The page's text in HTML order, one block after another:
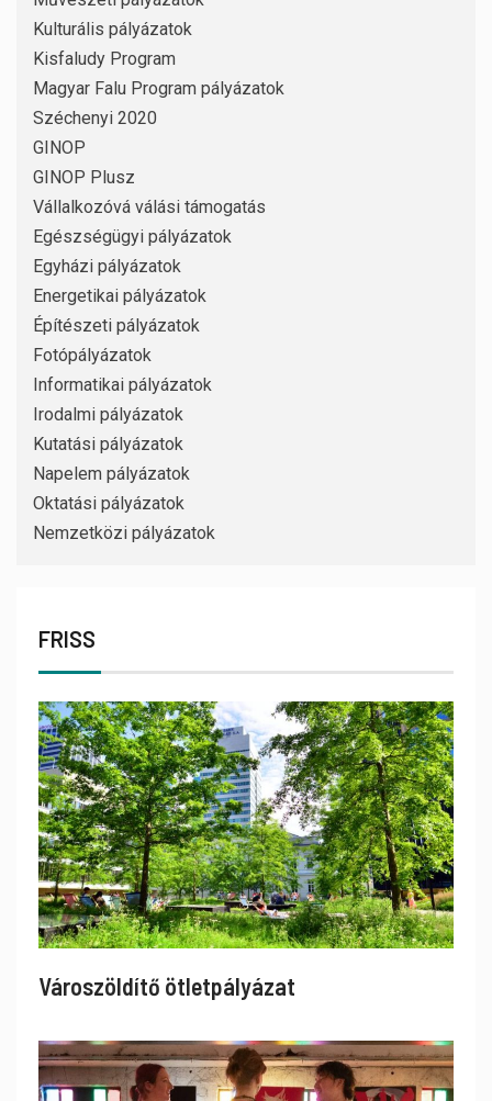
Kulturális pályázatok
Kisfaludy Program
Magyar Falu Program pályázatok
Széchenyi 2020
GINOP
GINOP Plusz
Vállalkozóvá válási támogatás
Egészségügyi pályázatok
Egyházi pályázatok
Energetikai pályázatok
Építészeti pályázatok
Fotópályázatok
Informatikai pályázatok
Irodalmi pályázatok
Kutatási pályázatok
Napelem pályázatok
Oktatási pályázatok
Nemzetközi pályázatok
FRISS
Városzöldítő ötletpályázat